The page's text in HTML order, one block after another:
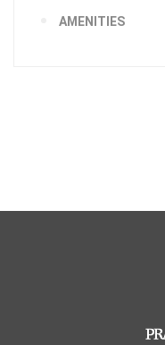
AMENITIES